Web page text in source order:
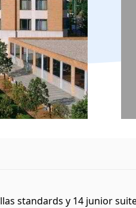
standards y 14 junior